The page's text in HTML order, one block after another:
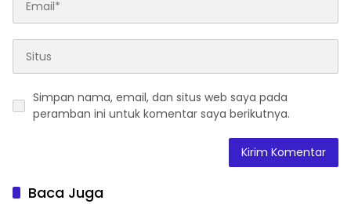
Simpan nama, email, dan situs web saya pada
peramban ini untuk komentar saya berikutnya.
Baca Juga